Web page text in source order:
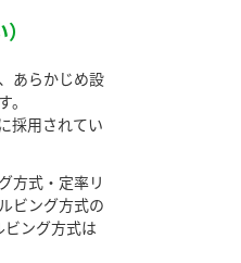
あらかじめ設
採用されてい
方式・定率リ
ビング方式の
ング方式は